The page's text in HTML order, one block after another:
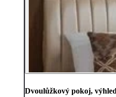
Dvoulůžkový pokoj,